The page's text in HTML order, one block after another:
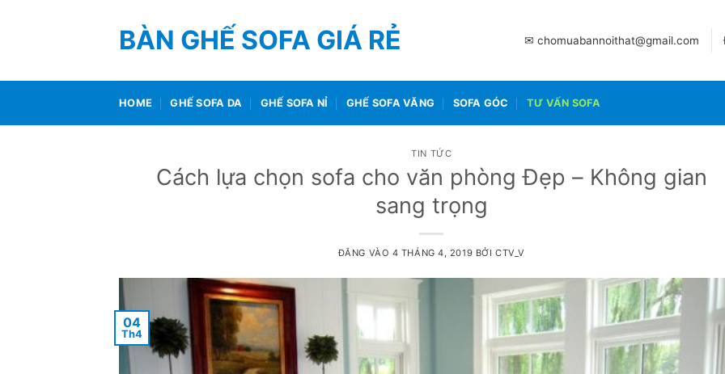
BÀN GHẾ SOFA GIÁ RẺ ✉ chomuabannoithat@gmail.com
HOME GHẾ SOFA DA GHẾ SOFA NỈ GHẾ SOFA VĂNG SOFA GÓC TƯ VẤN SOFA
TIN TỨC
Cách lựa chọn sofa cho văn phòng Đẹp – Không gian
sang trọng
ĐĂNG VÀO 4 THÁNG 4, 2019 BỞI CTV_V
04
Th4